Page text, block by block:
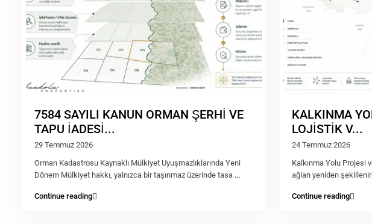
7584 SAYILI KANUN ORMAN ŞERHİ VE
TAPU İADESİ...
29 Temmuz 2026
Orman Kadastrosu Kaynaklı Mülkiyet Uyuşmazlıklarında Yeni
Dönem Mülkiyet hakkı, yalnızca bir taşınmaz üzerinde tasa ...
Continue reading
KALKINMA
LOJİSTİK V...
24 Temmuz 2026
Kalkınma Yolu Projesi
ağları yeniden
Continue reading